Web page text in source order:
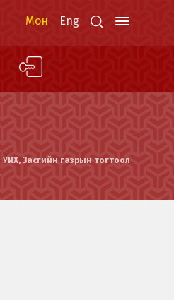
Мон Eng
УИХ, Засгийн газрын тогтоол